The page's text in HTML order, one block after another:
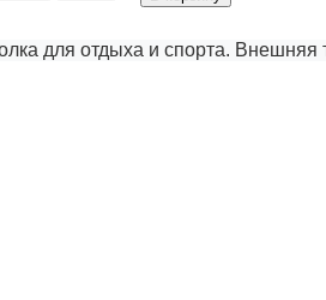
для отдыха и спорта.